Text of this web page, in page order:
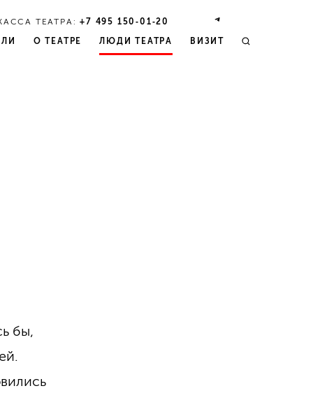
ТЕАТРА:+7 495 150‑01‑20
О ТЕАТРЕ ЛЮДИ ТЕАТРА ВИЗИТ
бы,